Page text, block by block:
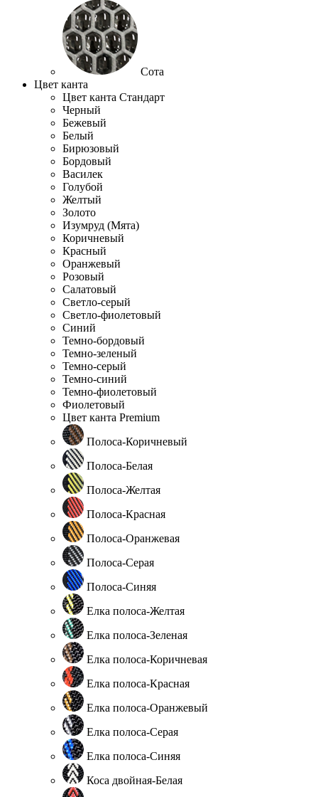
Сота
Цвет канта
Цвет канта Стандарт
Черный
Бежевый
Белый
Бирюзовый
Бордовый
Василек
Голубой
Желтый
Золото
Изумруд (Мята)
Коричневый
Красный
Оранжевый
Розовый
Салатовый
Светло-серый
Светло-фиолетовый
Синий
Темно-бордовый
Темно-зеленый
Темно-серый
Темно-синий
Темно-фиолетовый
Фиолетовый
Цвет канта Premium
Полоса-Коричневый
Полоса-Белая
Полоса-Желтая
Полоса-Красная
Полоса-Оранжевая
Полоса-Серая
Полоса-Синяя
Елка полоса-Желтая
Елка полоса-Зеленая
Елка полоса-Коричневая
Елка полоса-Красная
Елка полоса-Оранжевый
Елка полоса-Серая
Елка полоса-Синяя
Коса двойная-Белая